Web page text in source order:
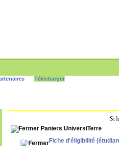
Télécharger
Si
Paniers UniversiTerre
Fiche d'éligibilité